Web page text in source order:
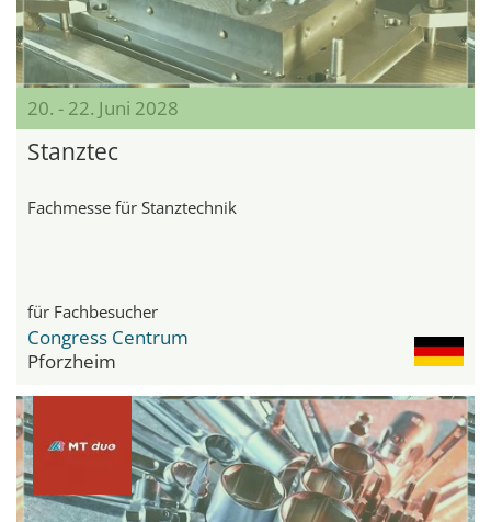
20. - 22. Juni 2028
Stanztec
Fachmesse für Stanztechnik
für Fachbesucher
Congress Centrum
Pforzheim